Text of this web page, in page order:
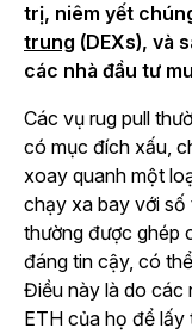
trị, niêm yết
trung (DEXs), và
các nhà đầu tư
Các vụ rug pull
có mục đích xấu,
xoay quanh một
chạy xa bay với số
thường được ghép
đáng tin cậy, có
Điều này là do các
ETH của họ để